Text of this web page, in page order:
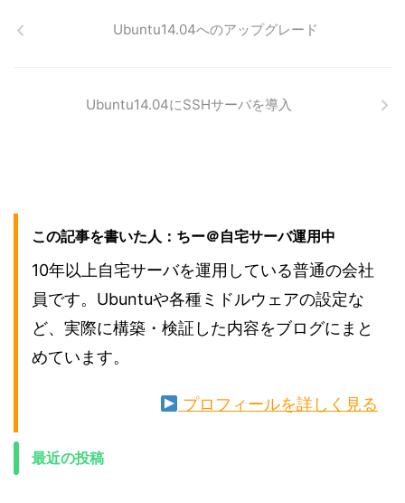
Ubuntu14.04へのアップグレード
Ubuntu14.04にSSHサーバを導入
この記事を書いた人：ちー＠自宅サーバ運用中
10年以上自宅サーバを運用している普通の会社
員です。Ubuntuや各種ミドルウェアの設定な
ど、実際に構築・検証した内容をブログにまと
めています。
プロフィールを詳しく見る
最近の投稿